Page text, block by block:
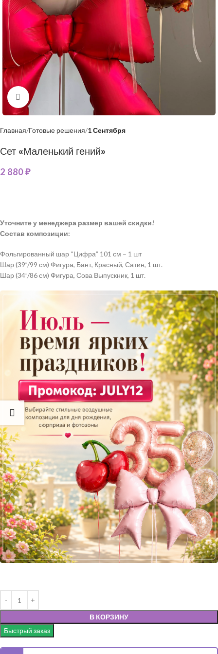
Нажмите, чтобы увеличить
Главная Готовые решения 1 Сентября
Сет «Маленький гений»
2 880₽
Уточните у менеджера размер вашей скидки!
Состав композиции:
Фольгированный шар “Цифра” 101 см – 1 шт
Шар (39”/99 см) Фигура, Бант, Красный, Сатин, 1 шт.
Шар (34”/86 см) Фигура, Сова Выпускник, 1 шт.
В КОРЗИНУ
Быстрый заказ